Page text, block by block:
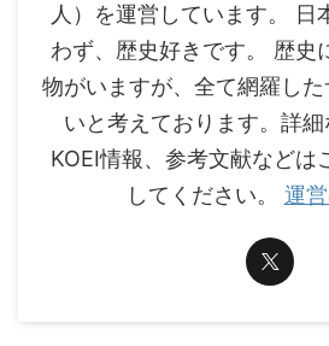
人）を運営しています。 日
わず、歴史好きです。 歴史
物がいますが、全て網羅し
いと考えております。詳細
KOEI情報、参考文献などは
してください。 運